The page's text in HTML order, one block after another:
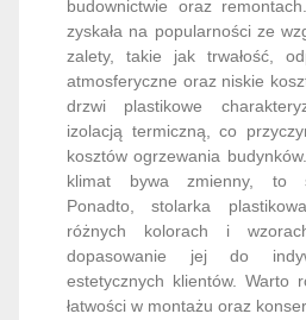
budownictwie oraz
zyskała na popularności ze
zalety, takie jak trwałość,
atmosferyczne oraz niskie
drzwi plastikowe
izolacją termiczną, co
kosztów ogrzewania
klimat bywa zmienny, to
Ponadto, stolarka
różnych kolorach i
dopasowanie jej do
estetycznych klientów. Warto
łatwości w montażu oraz